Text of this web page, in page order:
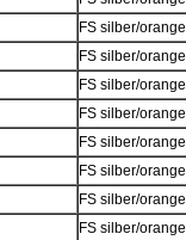
FS silber/
FS silber/
FS silber/
FS silber/
FS silber/
FS silber/
FS silber/
FS silber/